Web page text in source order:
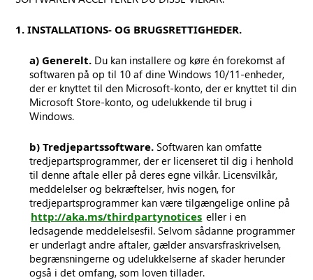
1. INSTALLATIONS- OG BRUGSRETTIGHEDER.
a) Generelt. Du kan installere og køre én forekomst af
softwaren på op til 10 af dine Windows 10/11-enheder,
der er knyttet til den Microsoft-konto, der er knyttet til din
Microsoft Store-konto, og udelukkende til brug i
Windows.
b) Tredjepartssoftware. Softwaren kan omfatte
tredjepartsprogrammer, der er licenseret til dig i henhold
til denne aftale eller på deres egne vilkår. Licensvilkår,
meddelelser og bekræftelser, hvis nogen, for
tredjepartsprogrammer kan være tilgængelige online på
http://aka.ms/thirdpartynotices eller i en
ledsagende meddelelsesfil. Selvom sådanne programmer
er underlagt andre aftaler, gælder ansvarsfraskrivelsen,
begrænsningerne og udelukkelserne af skader herunder
også i det omfang, som loven tillader.